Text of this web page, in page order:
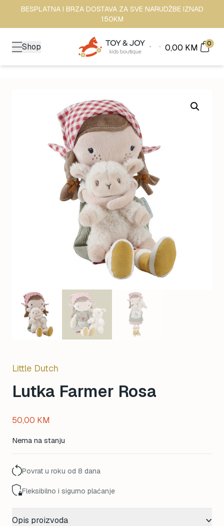
BESPLATNA I BRZA DOSTAVA ZA SVE NARUDŽBE IZNAD
150KM
Shop 0,00 KM 0
Little Dutch
Lutka Farmer Rosa
50,00 KM
Nema na stanju
Povrat u roku od 8 dana
Fleksibilno i sigurno plaćanje
Opis proizvoda